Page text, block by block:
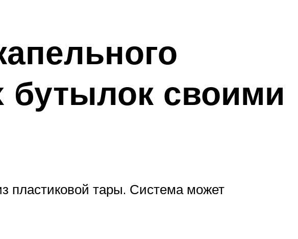
бутылок своими
пластиковой тары. Система может